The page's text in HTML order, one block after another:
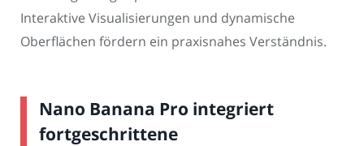
Interaktive Visualisierungen und dynamische
Oberflächen fördern ein praxisnahes Verständnis.
Nano Banana Pro integriert
fortgeschrittene